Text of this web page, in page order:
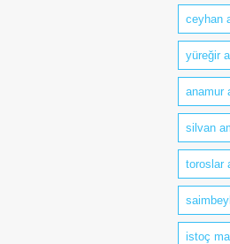
ceyhan
yüreğir
anamur
silvan
toroslar
istoç